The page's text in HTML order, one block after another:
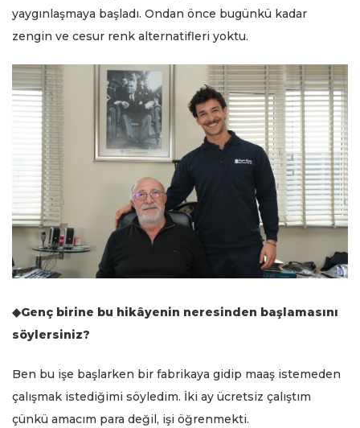
yaygınlaşmaya başladı. Ondan önce bugünkü kadar
zengin ve cesur renk alternatifleri yoktu.
◆Genç birine bu hikâyenin neresinden başlamasını
söylersiniz?
Ben bu işe başlarken bir fabrikaya gidip maaş istemeden
çalışmak istediğimi söyledim. İki ay ücretsiz çalıştım
çünkü amacım para değil, işi öğrenmekti.